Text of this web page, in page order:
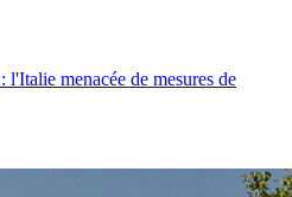
menacée de mesures de